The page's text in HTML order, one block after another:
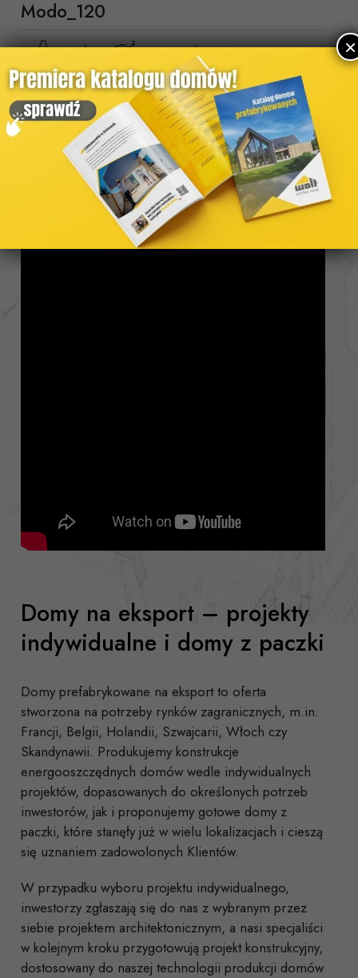
Modo_120
4 pokoje 120,05m2
Domy na eksport – projekty
indywidualne i domy z paczki
Domy prefabrykowane na eksport to oferta
stworzona na potrzeby rynków zagranicznych, m.in.
Francji, Belgii, Holandii, Szwajcarii, Włoch czy
Skandynawii. Produkujemy konstrukcje
energooszczędnych domów wedle indywidualnych
projektów, dopasowanych do określonych potrzeb
inwestorów, jak i proponujemy gotowe domy z
paczki, które stanęły już w wielu lokalizacjach i cieszą
się uznaniem zadowolonych Klientów.
W przypadku wyboru projektu indywidualnego,
inwestorzy zgłaszają się do nas z wybranym przez
siebie projektem architektonicznym, a nasi specjaliści
w kolejnym kroku przygotowują projekt konstrukcyjny,
dostosowany do naszej technologii produkcji domów
×